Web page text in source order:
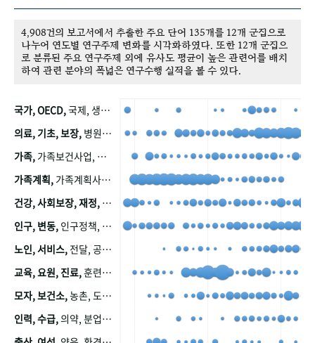
4,908건의 보고서에서 추출한 주요 단어 135개를 12개 군집으로
나누어 연도별 연구주제 변화를 시각화하였다. 또한 12개 군집으
로 분류된 주요 연구주제 외에 유사도 평균이 높은 관련어를 배치
하여 관련 분야의 폭넓은 연구수행 실적을 볼 수 있다.
국가, OECD,국제, 생산, 아시아, 태평양, 태평양지역, 참가
의료, 기초, 보장, 병원, 가정, 연금, 연계, 공적, 일본, 생활, 국민기초생활보장제도, 국민연금, 기금, 저소득층, 근로, 자활, 급여, 환자, 의료비, 모니터링, 한국복지패널, 소득, 지표, 빈곤, 노후, 장애인
가족, 가족보건사업, 산업, 친화, 전국, 출산력
가족계획, 가족계획사업, 가족계획사업평가, 한국가족계획사업, 피임, 보급, 부인, 자궁, 피임약
건강, 사회보장, 재정,
인구, 변동, 인구정책, 저출산, 고령사회, 고령화, 이동, 남북한, 지방자치단체, 컨설팅, 복지정책평가, 집, 사회개발
노인, 서비스, 전달, 공공, 보육, 수요, 공급, 사회서비스, 데이터, 보호, 요양, 아동, 예방, 청소년, 효율, 자원
교육, 요원, 진료,훈련, 보건요원, 마을, 마을건강사업, 보조원, 진료원, 보건진료원, 보건진료원교재
모자, 보건소,농촌, 도시, 금연, 농촌지역, 모자보건사업
인력, 수급,의약, 분업, 식품, 의약품, 의사, 안전